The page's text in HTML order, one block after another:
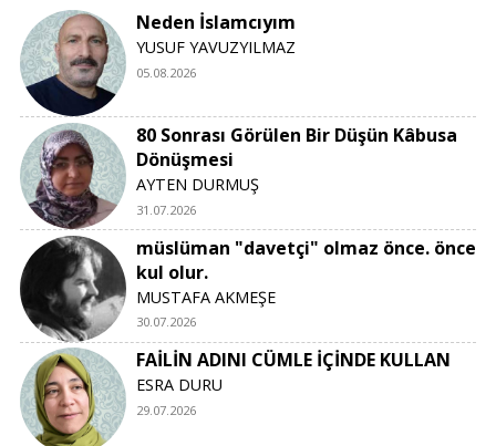
Neden İslamcıyım
YUSUF YAVUZYILMAZ
05.08.2026
80 Sonrası Görülen Bir Düşün Kâbusa
Dönüşmesi
AYTEN DURMUŞ
31.07.2026
müslüman "davetçi" olmaz önce. önce
kul olur.
MUSTAFA AKMEŞE
30.07.2026
FAİLİN ADINI CÜMLE İÇİNDE KULLAN
ESRA DURU
29.07.2026